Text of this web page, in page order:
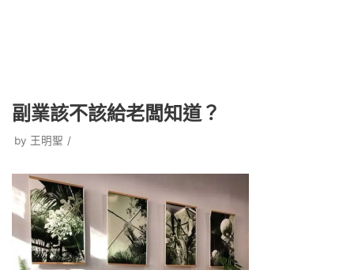
副業該不該給老闆知道？
by 王明聖